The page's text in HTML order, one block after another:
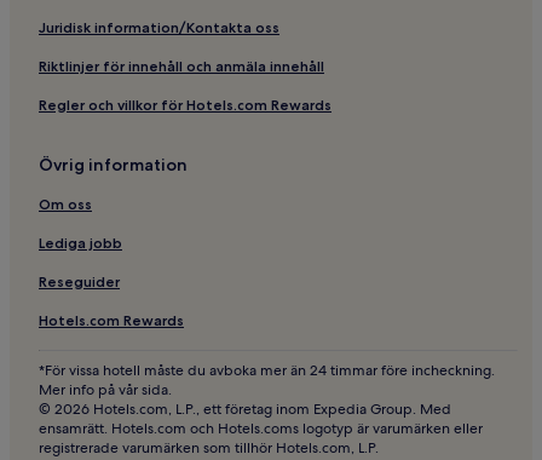
Spahotell i Stockholm centrum
2-Stjärniga hotell i Drottninggatan
Lägenheter i Rörstrandsgatan
Husdjursvänliga hotell i närheten av Långholmen
5-Stjärniga hotell i Riddarholmen
Billiga hotell i närheten av Rörstrandsgatan
Hbtqia-Vänliga hotell i närheten av Reimersholme
Juridisk information/Kontakta oss
Riktlinjer för innehåll och anmäla innehåll
Regler och villkor för Hotels.com Rewards
Övrig information
Om oss
Lediga jobb
Reseguider
Hotels.com Rewards
*För vissa hotell måste du avboka mer än 24 timmar före incheckning.
Mer info på vår sida.
© 2026 Hotels.com, L.P., ett företag inom Expedia Group. Med
ensamrätt. Hotels.com och Hotels.coms logotyp är varumärken eller
registrerade varumärken som tillhör Hotels.com, L.P.